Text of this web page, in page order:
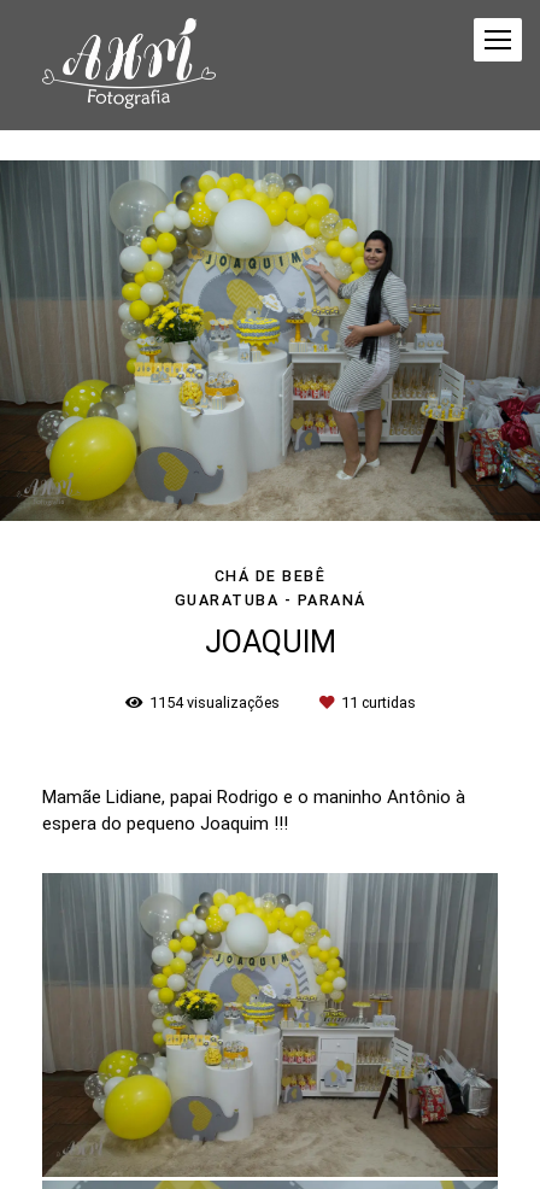
CHÁ DE BEBÊ
GUARATUBA - PARANÁ
JOAQUIM
1154visualizações 11 curtidas
Mamãe Lidiane, papai Rodrigo e o maninho Antônio à
espera do pequeno Joaquim !!!